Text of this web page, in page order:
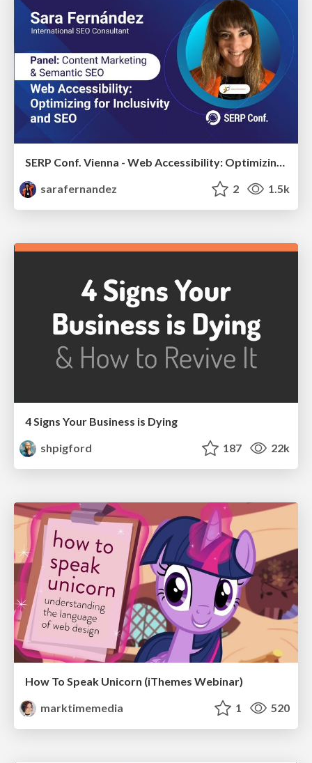
SERP Conf. Vienna - Web Accessibility: Optimizing for Inclusivity and SEO
sarafernandez
2 1.5k
4 Signs Your Business is Dying
shpigford
187 22k
How To Speak Unicorn (iThemes Webinar)
marktimemedia
1 520